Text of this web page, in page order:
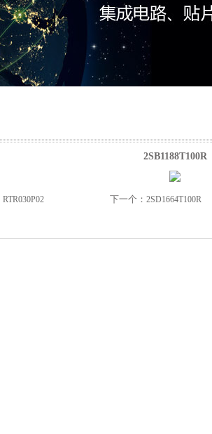
2SB1188T100R
RTR030P02 下一个： 2SD1664T100R